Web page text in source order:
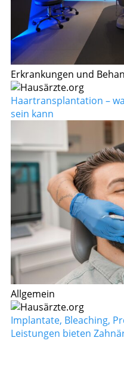
Erkrankungen und
Haartransplantation –
sein kann
Allgemein
Implantate, Bleaching,
Leistungen bieten